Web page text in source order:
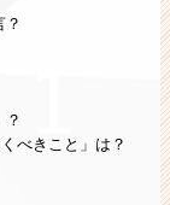
べきこと」は？